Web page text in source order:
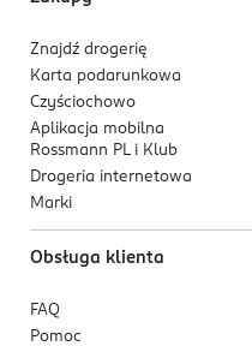
Znajdź drogerię
Karta podarunkowa
Czyściochowo
Aplikacja mobilna
Rossmann PL i Klub
Drogeria internetowa
Marki
Obsługa klienta
FAQ
Pomoc